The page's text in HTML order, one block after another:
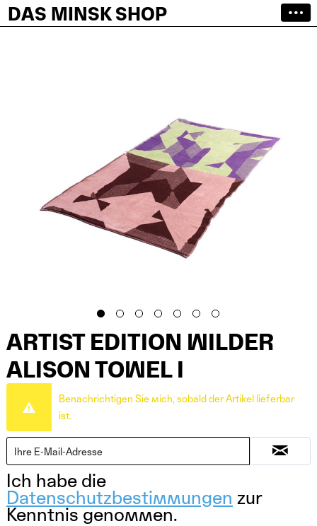
DAS MINSK SHOP
ARTIST EDITION WILDER
ALISON TOWEL I
Benachrichtigen Sie mich, sobald der Artikel lieferbar
ist.
Ich habe die
Datenschutzbestimmungen zur
Kenntnis genommen.